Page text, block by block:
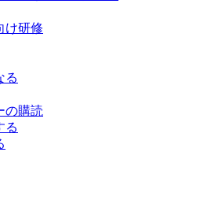
け研修
る
の購読
る